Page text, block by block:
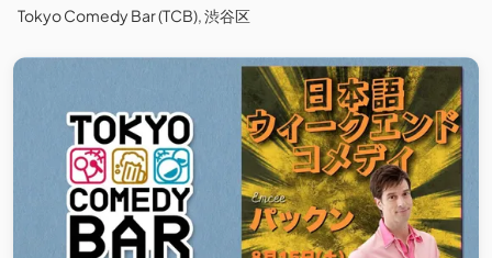
Tokyo Comedy Bar (TCB), 渋谷区